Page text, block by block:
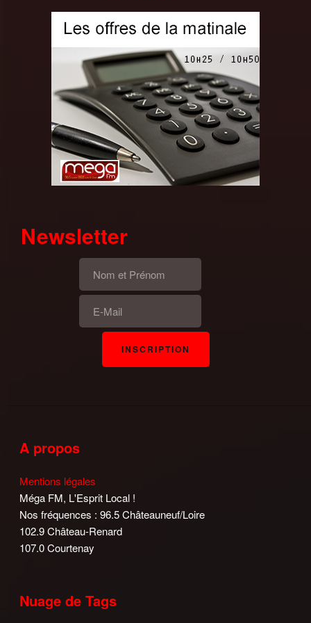
Newsletter
A propos
Mentions légales
Méga FM, L'Esprit Local !
Nos fréquences : 96.5 Châteauneuf/Loire
102.9 Château-Renard
107.0 Courtenay
Nuage de Tags